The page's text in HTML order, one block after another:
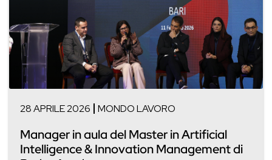
28 APRILE 2026 MONDO LAVORO
Manager in aula del Master in Artificial
Intelligence & Innovation Management di